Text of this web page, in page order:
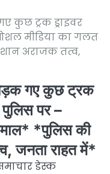
कुछ ट्रक ड्राइवर
मीडिया का गलत
अराजक तत्व,
भड़क गए कुछ ट्रक
पर –
*पुलिस की
जनता राहत में*
डेस्क